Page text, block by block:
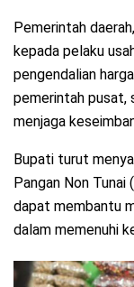
Pemerintah
kepada pelaku
pengendalian
pemerintah pusat,
menjaga
Bupati turut
Pangan Non
dapat membantu
dalam memenuhi